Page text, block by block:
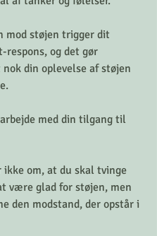
mod støjen trigger dit
og det gør
nok din oplevelse af støjen
med din tilgang til
ikke om, at du skal tvinge
være glad for støjen, men
den modstand, der opstår i